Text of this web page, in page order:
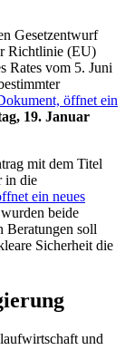
Gesetzentwurf
Richtlinie (EU)
Rates vom 5. Juni
öffnet ein
19. Januar
mit dem Titel
in die
ein neues
beide
Beratungen soll
Sicherheit die
und